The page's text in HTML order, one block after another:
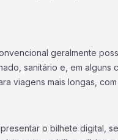
geralmente
sanitário e, em alguns
viagens mais longas,
o bilhete digital,